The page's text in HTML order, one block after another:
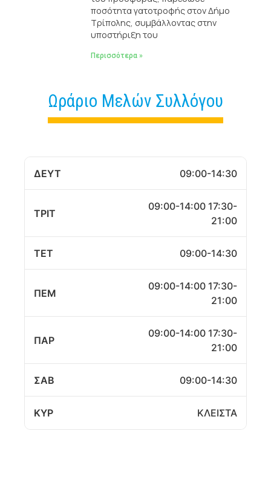
Ωράριο Μελών Συλλόγου
ΔΕΥΤ 09:00-14:30
ΤΡΙΤ
09:00-14:00 17:30-
21:00
ΤΕΤ 09:00-14:30
ΠΕΜ
09:00-14:00 17:30-
21:00
ΠΑΡ
09:00-14:00 17:30-
21:00
ΣΑΒ 09:00-14:30
ΚΥΡ ΚΛΕΙΣΤΑ
ποσότητα γατοτροφής στον Δήμο
Τρίπολης, συμβάλλοντας στην
υποστήριξη του
Περισσότερα »